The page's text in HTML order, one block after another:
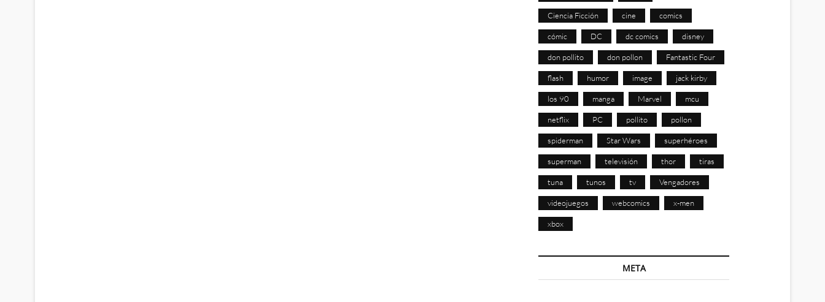
Ciencia Ficción cine comics
cómic DC dc comics disney
don pollito don pollon Fantastic Four
flash humor image jack kirby
los 90 manga Marvel mcu
netflix PC pollito pollon
spiderman Star Wars superhéroes
superman televisión thor tiras
tuna tunos tv Vengadores
videojuegos webcomics x-men
xbox
META